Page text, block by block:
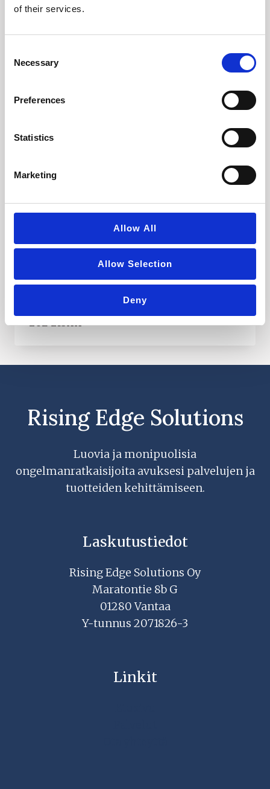
of their services.
Selection
Necessary
Preferences
Statistics
Marketing
Allow All
Allow Selection
Deny
ASIAKASTARINA
Miten luodaan
palvelun löydettävyys
Tekijä
Kun liiketoiminta muuttuu, myös
Googlen ja tekoälytyökalujen pitää
ymmärtää muutos. Maria Kärki on
kuopiolainen lyhytterapeutti, artisti ja
musiikkipedagogi. Marian
liiketoiminnan painopiste oli…
LUE LISÄÄ
Rising Edge Solutions
Luovia ja monipuolisia
ongelmanratkaisijoita avuksesi palvelujen ja
tuotteiden kehittämiseen.
Laskutustiedot
Rising Edge Solutions Oy
Maratontie 8b G
01280 Vantaa
Y-tunnus 2071826-3
Linkit